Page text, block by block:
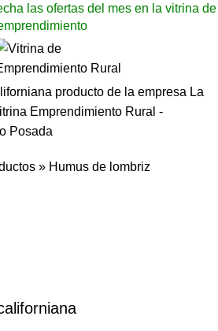
las ofertas del mes en la vitrina de
» Humus de lombriz